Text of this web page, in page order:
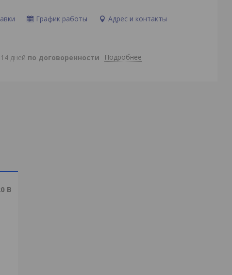
График работы Адрес и контакты
дней по договоренности Подробнее
В